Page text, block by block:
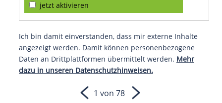
jetzt aktivieren
Ich bin damit einverstanden, dass mir externe Inhalte
angezeigt werden. Damit können personenbezogene
Daten an Drittplattformen übermittelt werden. Mehr
dazu in unseren Datenschutzhinweisen.
1 von 78